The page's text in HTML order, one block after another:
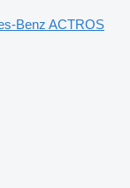
Benz ACTROS